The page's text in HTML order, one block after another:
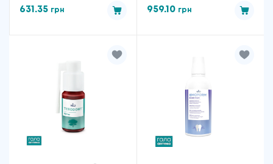
631.35 грн 959.10 грн